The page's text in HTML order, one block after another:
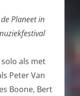
Planeet in
als met
Peter Van
Boone, Bert